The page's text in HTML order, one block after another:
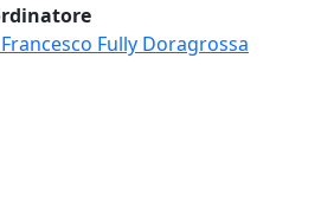
Fully Doragrossa